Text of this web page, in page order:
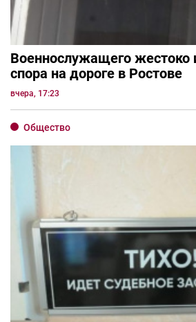
Военнослужащего жестоко
спора на дороге в Ростове
вчера, 17:23
Общество